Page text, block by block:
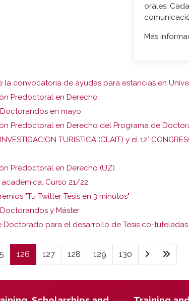
orales.
Más
convocatoria de ayudas para estancias en
Predoctoral en Derecho
en mayo
Predoctoral en Derecho del Programa de
TURISTICA (CLAIT) y el 12°
Predoctoral en Derecho (UZ)
Curso 21/22
"Tu Twitter Tesis en 3 minutos"
y Máster
Doctorado para el desarrollo de Tesis co-tuteladas
126 127 128 129 130